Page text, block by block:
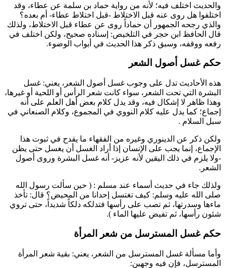
والحديث اختلف فيه؛ لأنه من رواية حماد بن سلمة عن عطاء، وقد
اختلفوا هل روى عنه قبل الاختلاط -قبل اختلاط عطاء- أم بعده؟
والذي رجحه الجمهور أن حماداً روى عن عطاء قبل الاختلاط، ولذلك
قال الحافظ ابن حجر في التلخيص: إسناده صحيح، ولكن اختلف في
رفعه ووقفه، وسبق ذكر هذا الحديث في أبواب الوضوء.
حكم غسل أصول الشعر
هذه الأحاديث تدل على وجوب غسل أصول الشعر، يعني: غسل
البشرة التي تحت الشعر، سواء كانت شعر الرأس أو اللحية أو غيرها،
وهذا ظاهر لا إشكال فيه، وقد يدل كلام بعض أهل العلم على أنه
إجماع؛ كما يدل عليه كلام النووي في المجموع، وكلام الصنعاني في
سبل السلام .
ولكن ذكر عن الدينوري وغيره من الفقهاء ما يقدح في ثبوت هذا
الإجماع، إنما يجب على الإنسان إذا أراد الغسل أن يغسل حتى يظن
-ولا يلزم في ذلك اليقين لأنه عزيز- أنه غسل البشرة وروى أصول
الشعر.
ولذلك جاء في حديث أسماء عند مسلم : ( حين سألت رسول الله
صلى الله عليه وسلم: كيف تغتسل إحدانا من المحيض؟ قال: تأخذ
ماءها وسدرتها، ثم تصب على رأسها فتدلكه دلكاً شديداً، حتى تروي
شئون رأسها، ثم تفيض عليها الماء ).
حكم غسل المسترسل من شعر المرأة
وأما مسألة غسل المسترسل من الشعر، يعني: بقية شعر المرأة
المسترسل، فإن فيه وجهين: